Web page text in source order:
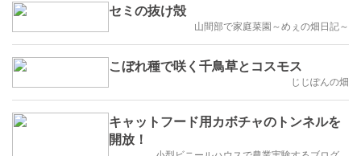
セミの抜け殻
山間部で家庭菜園～めぇの畑日記～
こぼれ種で咲く千鳥草とコスモス
じじぽんの畑
キャットフード用カボチャのトンネルを
開放！